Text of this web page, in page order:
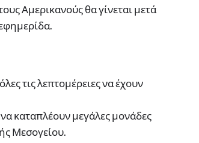
Αμερικανούς θα γίνεται μετά
τις λεπτομέρειες να έχουν
καταπλέουν μεγάλες μονάδες
Μεσογείου.